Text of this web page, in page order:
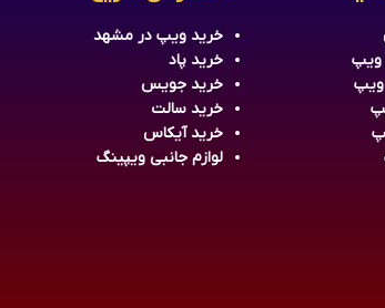
ویپ
ویپ
خریدویپدر مشهد
خریدپاد
خرید جویس
خرید سالت
خرید آیکاس
لوازم جانبی ویپینگ